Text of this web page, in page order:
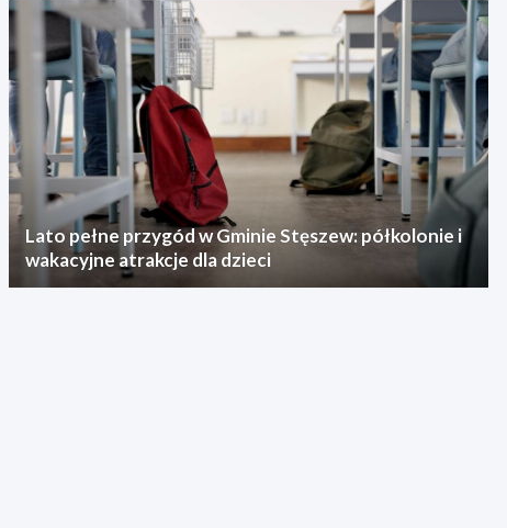
Lato pełne przygód w Gminie Stęszew: półkolonie i
wakacyjne atrakcje dla dzieci